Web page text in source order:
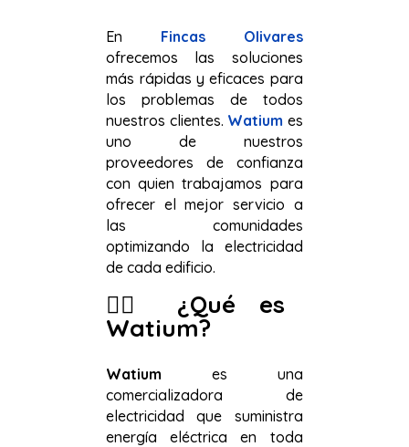
En Fincas Olivares
ofrecemos las soluciones
más rápidas y eficaces para
los problemas de todos
nuestros clientes. Watium es
uno de nuestros
proveedores de confianza
con quien trabajamos para
ofrecer el mejor servicio a
las comunidades
optimizando la electricidad
de cada edificio.
👉🏻 ¿Qué es
Watium?
Watium es una
comercializadora de
electricidad que suministra
energía eléctrica en toda